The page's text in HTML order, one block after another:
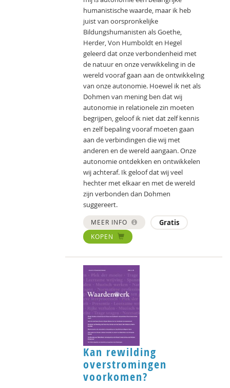
humanistische waarde, maar ik heb
juist van oorspronkelijke
Bildungshumanisten als Goethe,
Herder, Von Humboldt en Hegel
geleerd dat onze verbondenheid met
de natuur en onze verwikkeling in de
wereld vooraf gaan aan de ontwikkeling
van onze autonomie. Hoewel ik net als
Dohmen van mening ben dat wij
autonomie in relationele zin moeten
begrijpen, geloof ik niet dat zelf kennis
en zelf bepaling vooraf moeten gaan
aan de verbindingen die wij met
anderen en de wereld aangaan. Onze
autonomie ontdekken en ontwikkelen
wij achteraf. Ik geloof dat wij veel
hechter met elkaar en met de wereld
zijn verbonden dan Dohmen
suggereert.
MEER INFO Gratis
KOPEN
Kan rewilding
overstromingen
voorkomen?